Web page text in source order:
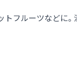
フルーツなどに。